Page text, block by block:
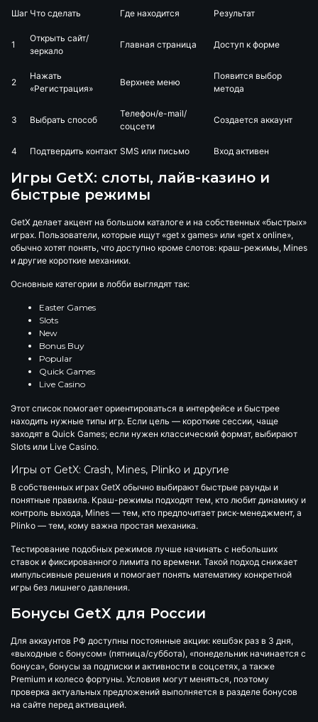
Шаг Что сделать Где находится Результат
1
Открыть сайт/
зеркало
Главная страница Доступ к форме
2
Нажать
«Регистрация»
Верхнее меню
Появится выбор
метода
3 Выбрать способ
Телефон/e-mail/
соцсети
Создается аккаунт
4 Подтвердить контакт SMS или письмо Вход активен
Игры GetX: слоты, лайв-казино и
быстрые режимы
GetX делает акцент на большом каталоге и на собственных «быстрых»
играх. Пользователи, которые ищут «get x games» или «get x online»,
обычно хотят понять, что доступно кроме слотов: краш-режимы, Mines
и другие короткие механики.
Основные категории в лобби выглядят так:
Easter Games
Slots
New
Bonus Buy
Popular
Quick Games
Live Casino
Этот список помогает ориентироваться в интерфейсе и быстрее
находить нужные типы игр. Если цель — короткие сессии, чаще
заходят в Quick Games; если нужен классический формат, выбирают
Slots или Live Casino.
Игры от GetX: Crash, Mines, Plinko и другие
В собственных играх GetX обычно выбирают быстрые раунды и
понятные правила. Краш-режимы подходят тем, кто любит динамику и
контроль выхода, Mines — тем, кто предпочитает риск-менеджмент, а
Plinko — тем, кому важна простая механика.
Тестирование подобных режимов лучше начинать с небольших
ставок и фиксированного лимита по времени. Такой подход снижает
импульсивные решения и помогает понять математику конкретной
игры без лишнего давления.
Бонусы GetX для России
Для аккаунтов РФ доступны постоянные акции: кешбэк раз в 3 дня,
«выходные с бонусом» (пятница/суббота), «понедельник начинается с
бонуса», бонусы за подписки и активности в соцсетях, а также
Premium и колесо фортуны. Условия могут меняться, поэтому
проверка актуальных предложений выполняется в разделе бонусов
на сайте перед активацией.